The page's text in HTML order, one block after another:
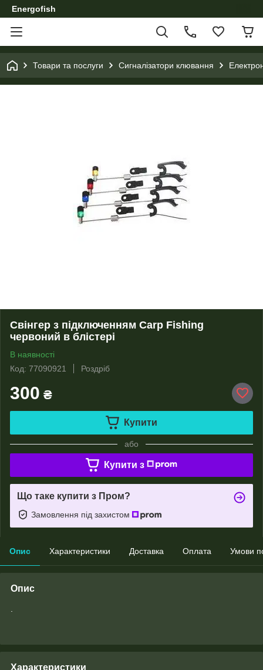
Energofish
Товари та послуги Сигналізатори клювання
Свінгер з підключенням Carp Fishing
червоний в блістері
В наявності
Код: 77090921
Роздріб
300 ₴
Купити
або
Купити з
Що таке купити з Пром?
Замовлення під захистом
Опис Характеристики Доставка Оплата Умови
Опис
Характеристики